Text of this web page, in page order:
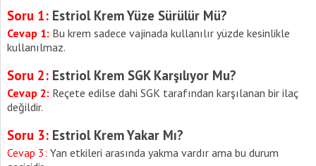
Soru 1: Estriol Krem Yüze Sürülür Mü?
Cevap 1: Bu krem sadece vajinada kullanılır yüzde kesinlikle
kullanılmaz.
Soru 2: Estriol Krem SGK Karşılıyor Mu?
Cevap 2: Reçete edilse dahi SGK tarafından karşılanan bir ilaç
değildir.
Soru 3: Estriol Krem Yakar Mı?
Cevap 3: Yan etkileri arasında yakma vardır ama bu durum